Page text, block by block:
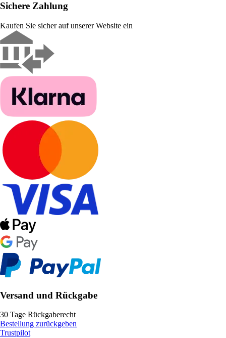
Sichere Zahlung
Kaufen Sie sicher auf unserer Website ein
Versand und Rückgabe
30 Tage Rückgaberecht
Bestellung zurückgeben
Trustpilot